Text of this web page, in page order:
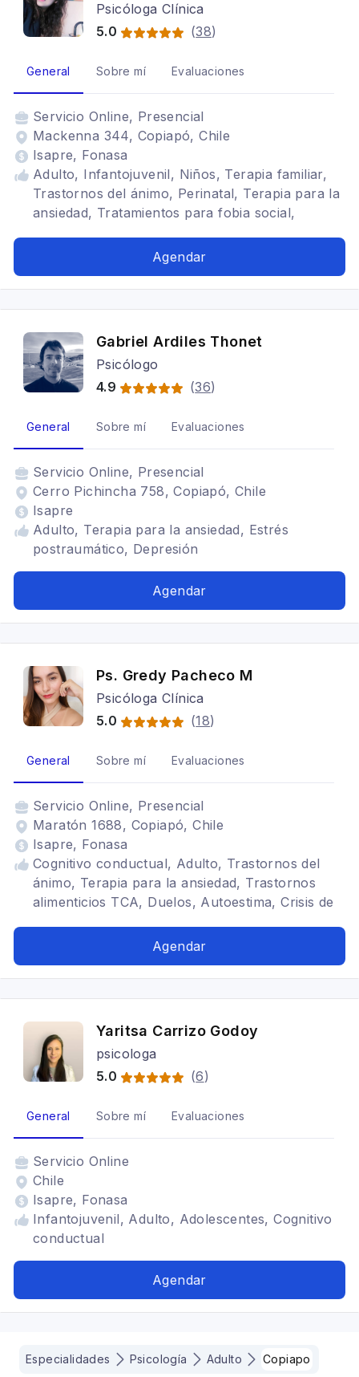
Psicóloga Clínica
5.0
(38)
General Sobre mí Evaluaciones
Servicio Online, Presencial
Mackenna 344, Copiapó, Chile
Isapre, Fonasa
Adulto, Infantojuvenil, Niños, Terapia familiar,
Trastornos del ánimo, Perinatal, Terapia para la
ansiedad, Tratamientos para fobia social,
Trastornos de la personalidad, Trastornos
Terapia de pareja, Cognitivo conductual
Agendar
Gabriel Ardiles Thonet
Psicólogo
4.9
(36)
General Sobre mí Evaluaciones
Servicio Online, Presencial
Cerro Pichincha 758, Copiapó, Chile
Isapre
Adulto, Terapia para la ansiedad, Estrés
postraumático, Depresión
Agendar
Ps. Gredy Pacheco M
Psicóloga Clínica
5.0
(18)
General Sobre mí Evaluaciones
Servicio Online, Presencial
Maratón 1688, Copiapó, Chile
Isapre, Fonasa
Cognitivo conductual, Adulto, Trastornos del
ánimo, Terapia para la ansiedad, Trastornos
alimenticios TCA, Duelos, Autoestima, Crisis de
Agendar
Yaritsa Carrizo Godoy
psicologa
5.0
(6)
General Sobre mí Evaluaciones
Servicio Online
Chile
Isapre, Fonasa
Infantojuvenil, Adulto, Adolescentes, Cognitivo
conductual
Agendar
Especialidades Psicología Adulto Copiapo